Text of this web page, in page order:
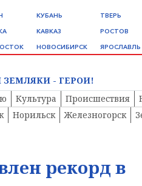
КУБАНЬ
КАВКАЗ
НОВОСИБИРСК
ТВЕРЬ
РОСТОВ
ЯРОСЛАВЛЬ
ЗЕМЛЯКИ - ГЕРОИ!
Культура Происшествия
Норильск Железногорск
рекорд в